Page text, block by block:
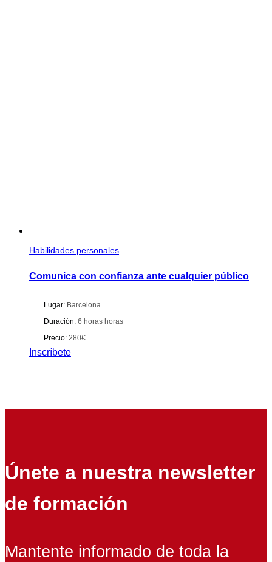
Habilidades personales
Comunica con confianza ante cualquier público
Lugar: Barcelona
Duración: 6 horas horas
Precio: 280€
Inscríbete
Únete a nuestra newsletter
de formación
Mantente informado de toda la